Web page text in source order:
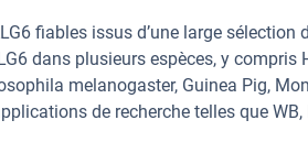
fiables issus d’une large
dans plusieurs espèces, y
melanogaster, Guinea Pig,
de recherche telles que WB,